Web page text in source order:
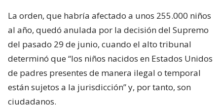
La orden, que habría afectado a unos 255.000 niños
al año, quedó anulada por la decisión del Supremo
del pasado 29 de junio, cuando el alto tribunal
determinó que “los niños nacidos en Estados Unidos
de padres presentes de manera ilegal o temporal
están sujetos a la jurisdicción” y, por tanto, son
ciudadanos.